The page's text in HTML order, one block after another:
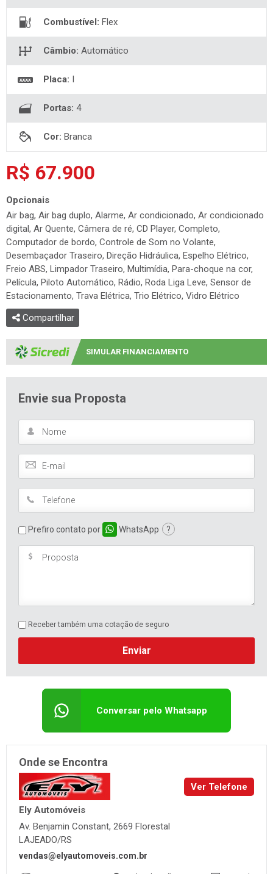
Combustível: Flex
Câmbio: Automático
Placa: I
Portas: 4
Cor: Branca
R$ 67.900
Opcionais
Air bag, Air bag duplo, Alarme, Ar condicionado, Ar condicionado
digital, Ar Quente, Câmera de ré, CD Player, Completo,
Computador de bordo, Controle de Som no Volante,
Desembaçador Traseiro, Direção Hidráulica, Espelho Elétrico,
Freio ABS, Limpador Traseiro, Multimídia, Para-choque na cor,
Película, Piloto Automático, Rádio, Roda Liga Leve, Sensor de
Estacionamento, Trava Elétrica, Trio Elétrico, Vidro Elétrico
Compartilhar
SIMULAR FINANCIAMENTO
Envie sua Proposta
Prefiro contato por WhatsApp ?
Receber também uma cotação de seguro
Enviar
Conversar pelo Whatsapp
Onde se Encontra
Ver Telefone
Ely Automóveis
Av. Benjamin Constant, 2669 Florestal
LAJEADO/RS
vendas@elyautomoveis.com.br